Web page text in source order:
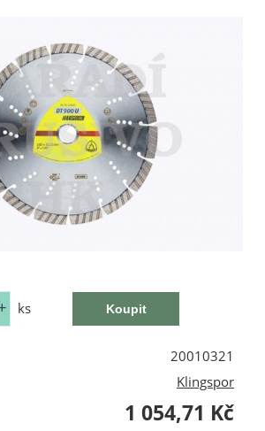
ks
20010321
Klingspor
1 054,71 Kč